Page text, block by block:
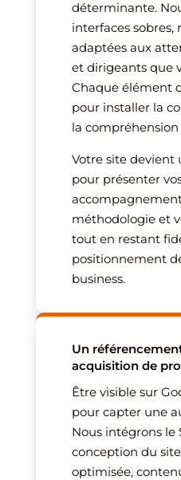
déterminante.
interfaces sobres,
adaptées aux
et dirigeants que
Chaque élément
pour installer la
la
Votre site devient
pour présenter
méthodologie et
tout en restant
positionnement
business.
Un
acquisition de
Être visible sur
pour capter une
Nous intégrons le
conception du
optimisée,